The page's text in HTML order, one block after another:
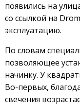
появились на
со ссылкой на
эксплуатацию.
По словам
позволяющее
начинку. У
Во-первых,
свечения